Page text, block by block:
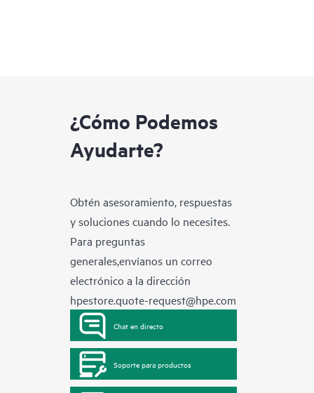
¿Cómo Podemos
Ayudarte?
Obtén asesoramiento, respuestas
y soluciones cuando lo necesites.
Para preguntas
generales,envíanos un correo
electrónico a la dirección
hpestore.quote-request@hpe.com
Chat en directo
Soporte para productos